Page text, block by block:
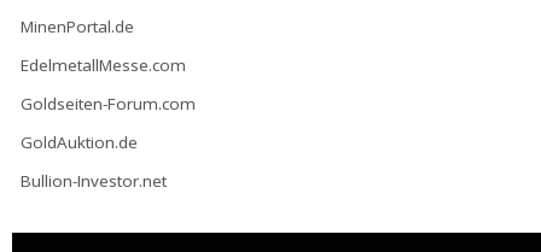
MinenPortal.de
EdelmetallMesse.com
Goldseiten-Forum.com
GoldAuktion.de
Bullion-Investor.net